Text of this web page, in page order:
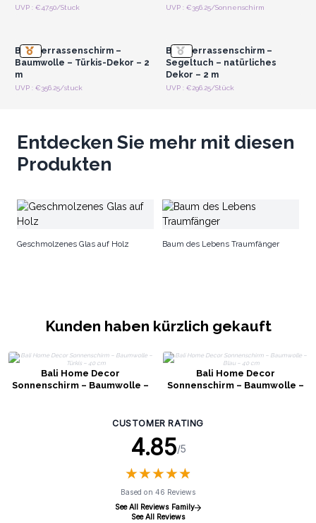
UVP : €47.50/Stuck UVP : €356.25/Sonnenschirm
Anmelden oder
Bali-Terrassenschirm –
Baumwolle – Türkis-Dekor – 2
m
UVP : €356.25/stuck
Anmelden oder
Bali-Terrassenschirm –
Segeltuch – natürliches
Dekor – 2 m
UVP : €296.25/Stück
Entdecken Sie mehr mit diesen
Produkten
Geschmolzenes Glas auf Holz Baum des Lebens Traumfänger
Kunden haben kürzlich gekauft
Bali Home Decor
Sonnenschirm – Baumwolle –
Bali Home Decor
Sonnenschirm – Baumwolle –
CUSTOMER RATING
4.85/5
★★★★★
★★★★★
Based on 46 Reviews
See All Reviews Family
See All Reviews